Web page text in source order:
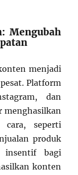
Mengubah
menjadi
Platform
dan
menghasilkan
cara, seperti
produk
bagi
konten